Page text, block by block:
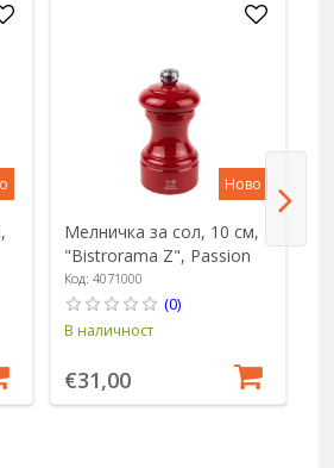
Ново
Мелничка за сол, 10 см,
"Bistrorama Z", Passion
Red - Peugeot
Код: 4071000
(0)
В наличност
€31,00